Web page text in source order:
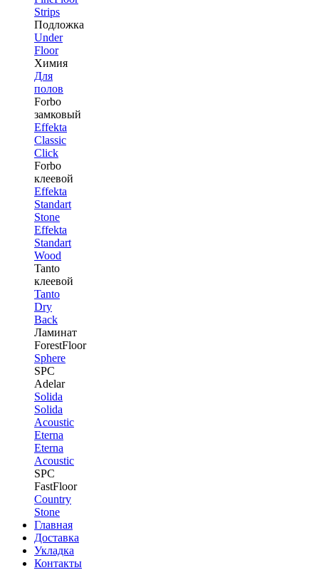
Strips
Подложка
Under
Floor
Химия
Для
полов
Forbo
замковый
Effekta
Classic
Click
Forbo
клеевой
Effekta
Standart
Stone
Effekta
Standart
Wood
Tanto
клеевой
Tanto
Dry
Back
Ламинат
ForestFloor
Sphere
SPC
Adelar
Solida
Solida
Acoustic
Eterna
Eterna
Acoustic
SPC
FastFloor
Country
Stone
Главная
Доставка
Укладка
Контакты